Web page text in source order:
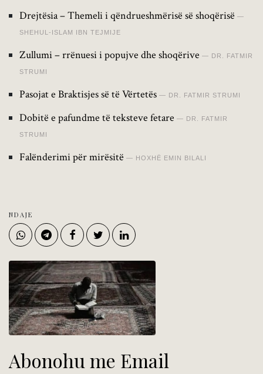
Drejtësia – Themeli i qëndrueshmërisë së shoqërisë
SHEHUL-ISLAM IBN TEJMIJE
Zullumi – rrënuesi i popujve dhe shoqërive DR. FATMIR
STRUMI
Pasojat e Braktisjes së të Vërtetës DR. FATMIR STRUMI
Dobitë e pafundme të teksteve fetare DR. FATMIR
STRUMI
Falënderimi për mirësitë HOXHË EMIN BILALI
NDAJE
Abonohu me Email